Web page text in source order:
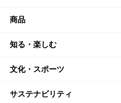
商品
商品TOP
商品一覧
商品発売情報
知る・楽しむ
知る・楽しむTOP
キャンペーン
文化・スポーツ
文化・スポーツTOP
サステナビリティ